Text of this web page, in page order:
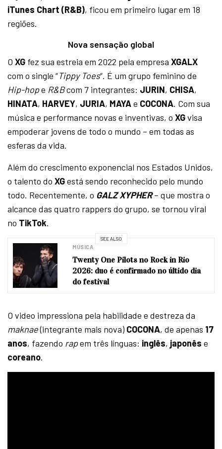
iTunes Chart (R&B), ficou em primeiro lugar em 18
regiões.
Nova sensação global
OXG fez sua estreia em 2022 pela empresaXGALX
com o single “Tippy Toes“. É um grupo feminino de
Hip-hope R&Bcom 7 integrantes: JURIN, CHISA,
HINATA, HARVEY, JURIA, MAYAe COCONA. Com sua
música e performance novas e inventivas, oXGvisa
empoderar jovens de todo o mundo – em todas as
esferas da vida.
Além do crescimento exponencial nos Estados Unidos,
o talento doXGestá sendo reconhecido pelo mundo
todo. Recentemente, o GALZ XYPHER– que mostra o
alcance das quatro rappers do grupo, se tornou viral
no TikTok.
SEE ALSO
MÚSICA
Twenty One Pilots no Rock in Rio
2026: duo é confirmado no últido dia
do festival
O video impressiona pela habilidade e destreza da
maknae(integrante mais nova) COCONA, de apenas 17
anos, fazendo rapem três línguas: inglês, japonêse
coreano.